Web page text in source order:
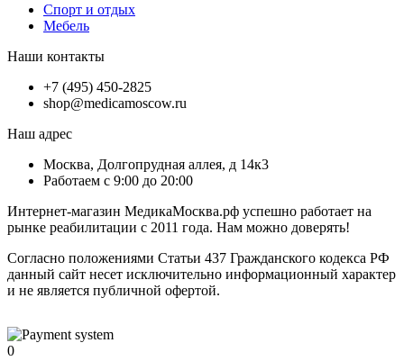
Спорт и отдых
Мебель
Наши контакты
+7 (495) 450-2825
shop@medicamoscow.ru
Наш адрес
Москва, Долгопрудная аллея, д 14к3
Работаем с 9:00 до 20:00
Интернет-магазин МедикаМосква.рф успешно работает на
рынке реабилитации с 2011 года. Нам можно доверять!
Согласно положениями Статьи 437 Гражданского кодекса РФ
данный сайт несет исключительно информационный характер
и не является публичной офертой.
0